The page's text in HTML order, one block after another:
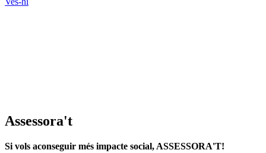
Assessora't
Si vols aconseguir més impacte social, ASSESSORA'T!